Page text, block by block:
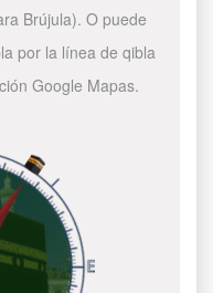
Brújula). O puede
por la línea de qibla
Google Mapas.